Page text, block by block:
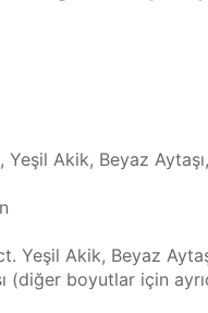
Yeşil Akik, Beyaz
Yeşil Akik, Beyaz
(diğer boyutlar için